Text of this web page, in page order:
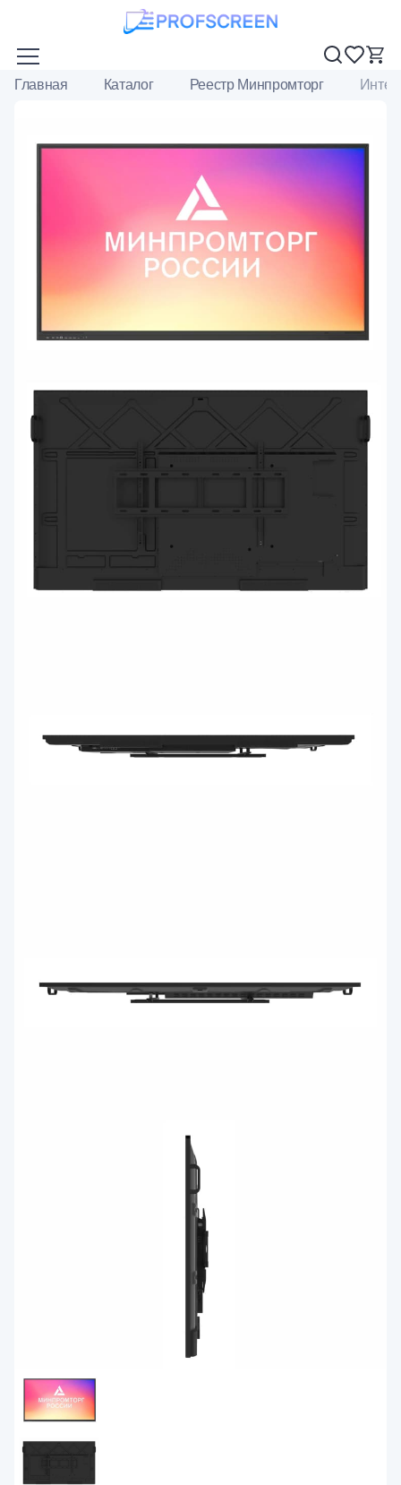
Главная Каталог Реестр Минпромторг